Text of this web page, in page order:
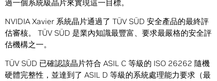
過一個系統級晶片來實現這一目標。
NVIDIA Xavier 系統晶片通過了 TÜV SÜD 安全產品的最終評
估審核。 TÜV SÜD 是業內知識最豐富、要求最嚴格的安全評
估機構之一。
TÜV SÜD 已確認該晶片符合 ASIL C 等級的 ISO 26262 隨機
硬體完整性，並達到了 ASIL D 等級的系統處理能力要求（最